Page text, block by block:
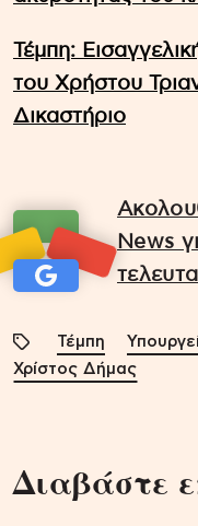
Τέμπη:
του Χρήστου
Δικαστήριο
News
Τέμπη
Χρίστος Δήμας
Διαβάστε